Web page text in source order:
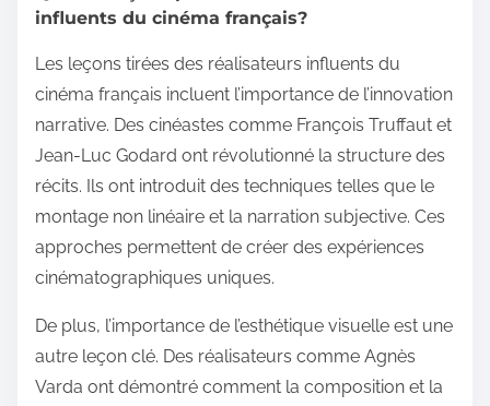
influents du cinéma français?
Les leçons tirées des réalisateurs influents du
cinéma français incluent l’importance de l’innovation
narrative. Des cinéastes comme François Truffaut et
Jean-Luc Godard ont révolutionné la structure des
récits. Ils ont introduit des techniques telles que le
montage non linéaire et la narration subjective. Ces
approches permettent de créer des expériences
cinématographiques uniques.
De plus, l’importance de l’esthétique visuelle est une
autre leçon clé. Des réalisateurs comme Agnès
Varda ont démontré comment la composition et la